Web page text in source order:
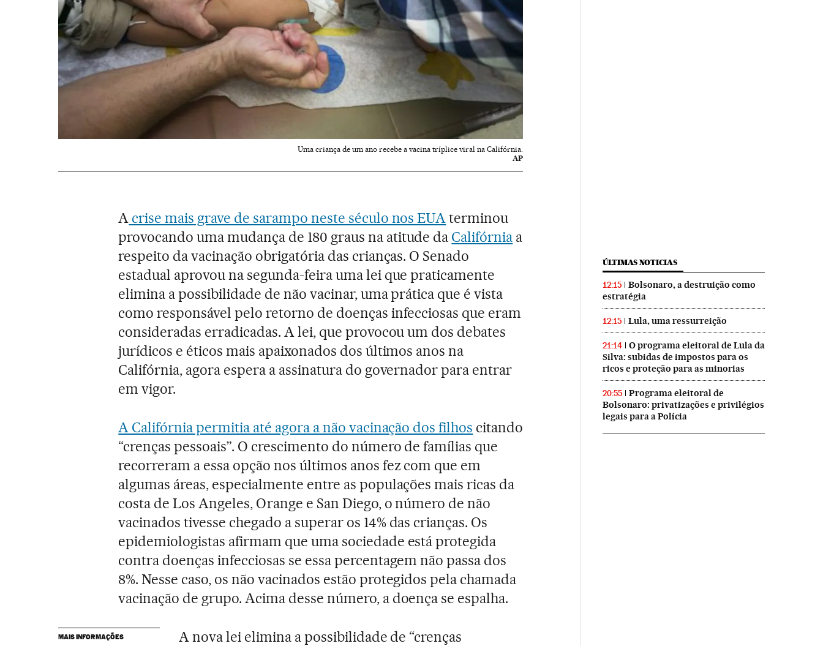
Uma criança de um ano recebe a vacina tríplice viral na Califórnia.
AP
A crise mais grave de sarampo neste século nos EUAterminou
provocando uma mudança de 180 graus na atitude da Califórnia a
respeito da vacinação obrigatória das crianças. O Senado
estadual aprovou na segunda-feira uma lei que praticamente
elimina a possibilidade de não vacinar, uma prática que é vista
como responsável pelo retorno de doenças infecciosas que eram
consideradas erradicadas. A lei, que provocou um dos debates
jurídicos e éticos mais apaixonados dos últimos anos na
Califórnia, agora espera a assinatura do governador para entrar
em vigor.
A Califórnia permitia até agora a não vacinação dos filhos citando
“crenças pessoais”. O crescimento do número de famílias que
recorreram a essa opção nos últimos anos fez com que em
algumas áreas, especialmente entre as populações mais ricas da
costa de Los Angeles, Orange e San Diego, o número de não
vacinados tivesse chegado a superar os 14% das crianças. Os
epidemiologistas afirmam que uma sociedade está protegida
contra doenças infecciosas se essa percentagem não passa dos
8%. Nesse caso, os não vacinados estão protegidos pela chamada
vacinação de grupo. Acima desse número, a doença se espalha.
MAIS INFORMAÇÕES
A nova lei elimina a possibilidade de “crenças
ÚLTIMAS NOTICIAS
12:15
Bolsonaro, a destruição como
estratégia
12:15 Lula, uma ressurreição
21:14
O programa eleitoral de Lula da
Silva: subidas de impostos para os
ricos e proteção para as minorias
20:55
Programa eleitoral de
Bolsonaro: privatizações e privilégios
legais para a Polícia